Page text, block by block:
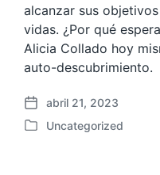
alcanzar sus
vidas. ¿Por qué
Alicia Collado hoy
auto-descubrimiento.
F
e
abril 21, 2023
P
Uncategorized